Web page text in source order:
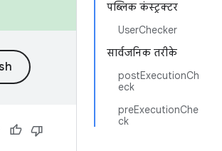
पब्लिक कंस्ट्रक्टर
UserChecker
सार्वजनिक तरीके
postExecutionCh
eck
preExecutionChe
ck